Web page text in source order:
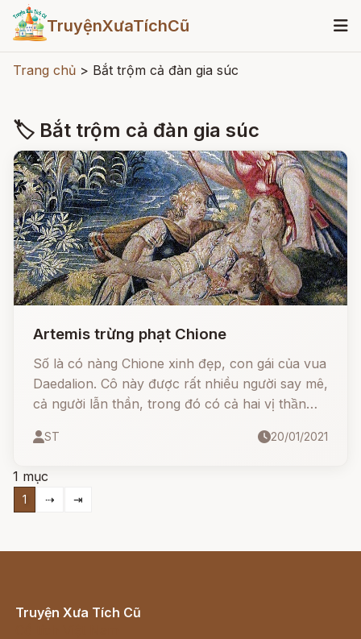
TruyệnXưaTíchCũ
Trang chủ > Bắt trộm cả đàn gia súc
🏷 Bắt trộm cả đàn gia súc
Artemis trừng phạt Chione
Số là có nàng Chione xinh đẹp, con gái của vua
Daedalion. Cô này được rất nhiều người say mê,
cả người lẫn thần, trong đó có cả hai vị thần
trong cùng một đêm, cả hai ông thần đều đột
nàng, Hermes đến trước, Apollo đến sau.
ST 20/01/2021
1 mục
1 ⇢ ⇥
Truyện Xưa Tích Cũ